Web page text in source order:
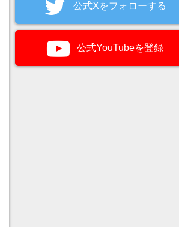
公式Xをフォローする
公式YouTubeを登録